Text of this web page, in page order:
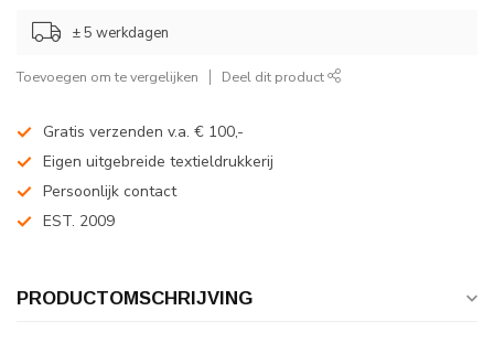
± 5 werkdagen
Toevoegen om te vergelijken Deel dit product
Gratis verzenden v.a. € 100,-
Eigen uitgebreide textieldrukkerij
Persoonlijk contact
EST. 2009
PRODUCTOMSCHRIJVING